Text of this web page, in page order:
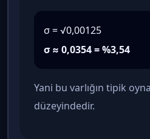
σ = √0,00125
σ ≈ 0,0354 = %3,54
Yani bu varlığın tipik
düzeyindedir.